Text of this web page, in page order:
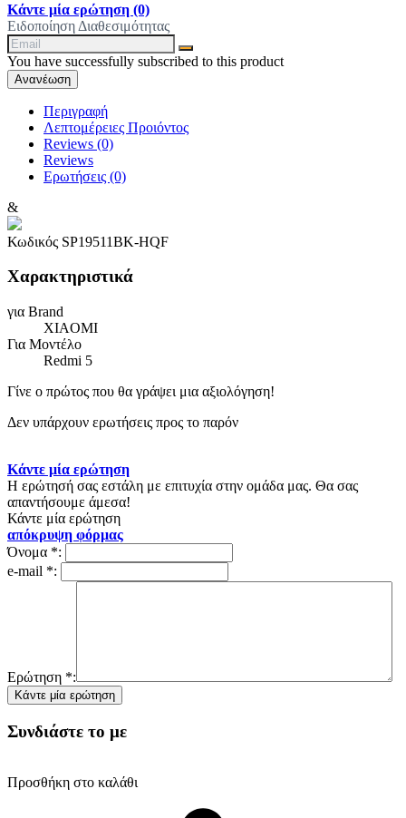
Κάντε μία ερώτηση (0)
Ειδοποίηση Διαθεσιμότητας
You have successfully subscribed to this product
Περιγραφή
Λεπτομέρειες Προιόντος
Reviews (0)
Reviews
Ερωτήσεις (0)
&
Κωδικός SP19511BK-HQF
Χαρακτηριστικά
για Brand
XIAOMI
Για Μοντέλο
Redmi 5
Γίνε ο πρώτος που θα γράψει μια αξιολόγηση!
Δεν υπάρχουν ερωτήσεις προς το παρόν
Κάντε μία ερώτηση
Η ερώτησή σας εστάλη με επιτυχία στην ομάδα μας. Θα σας
απαντήσουμε άμεσα!
Κάντε μία ερώτηση
απόκρυψη φόρμας
Όνομα *:
e-mail *:
Ερώτηση *:
Συνδιάστε το με
Προσθήκη στο καλάθι